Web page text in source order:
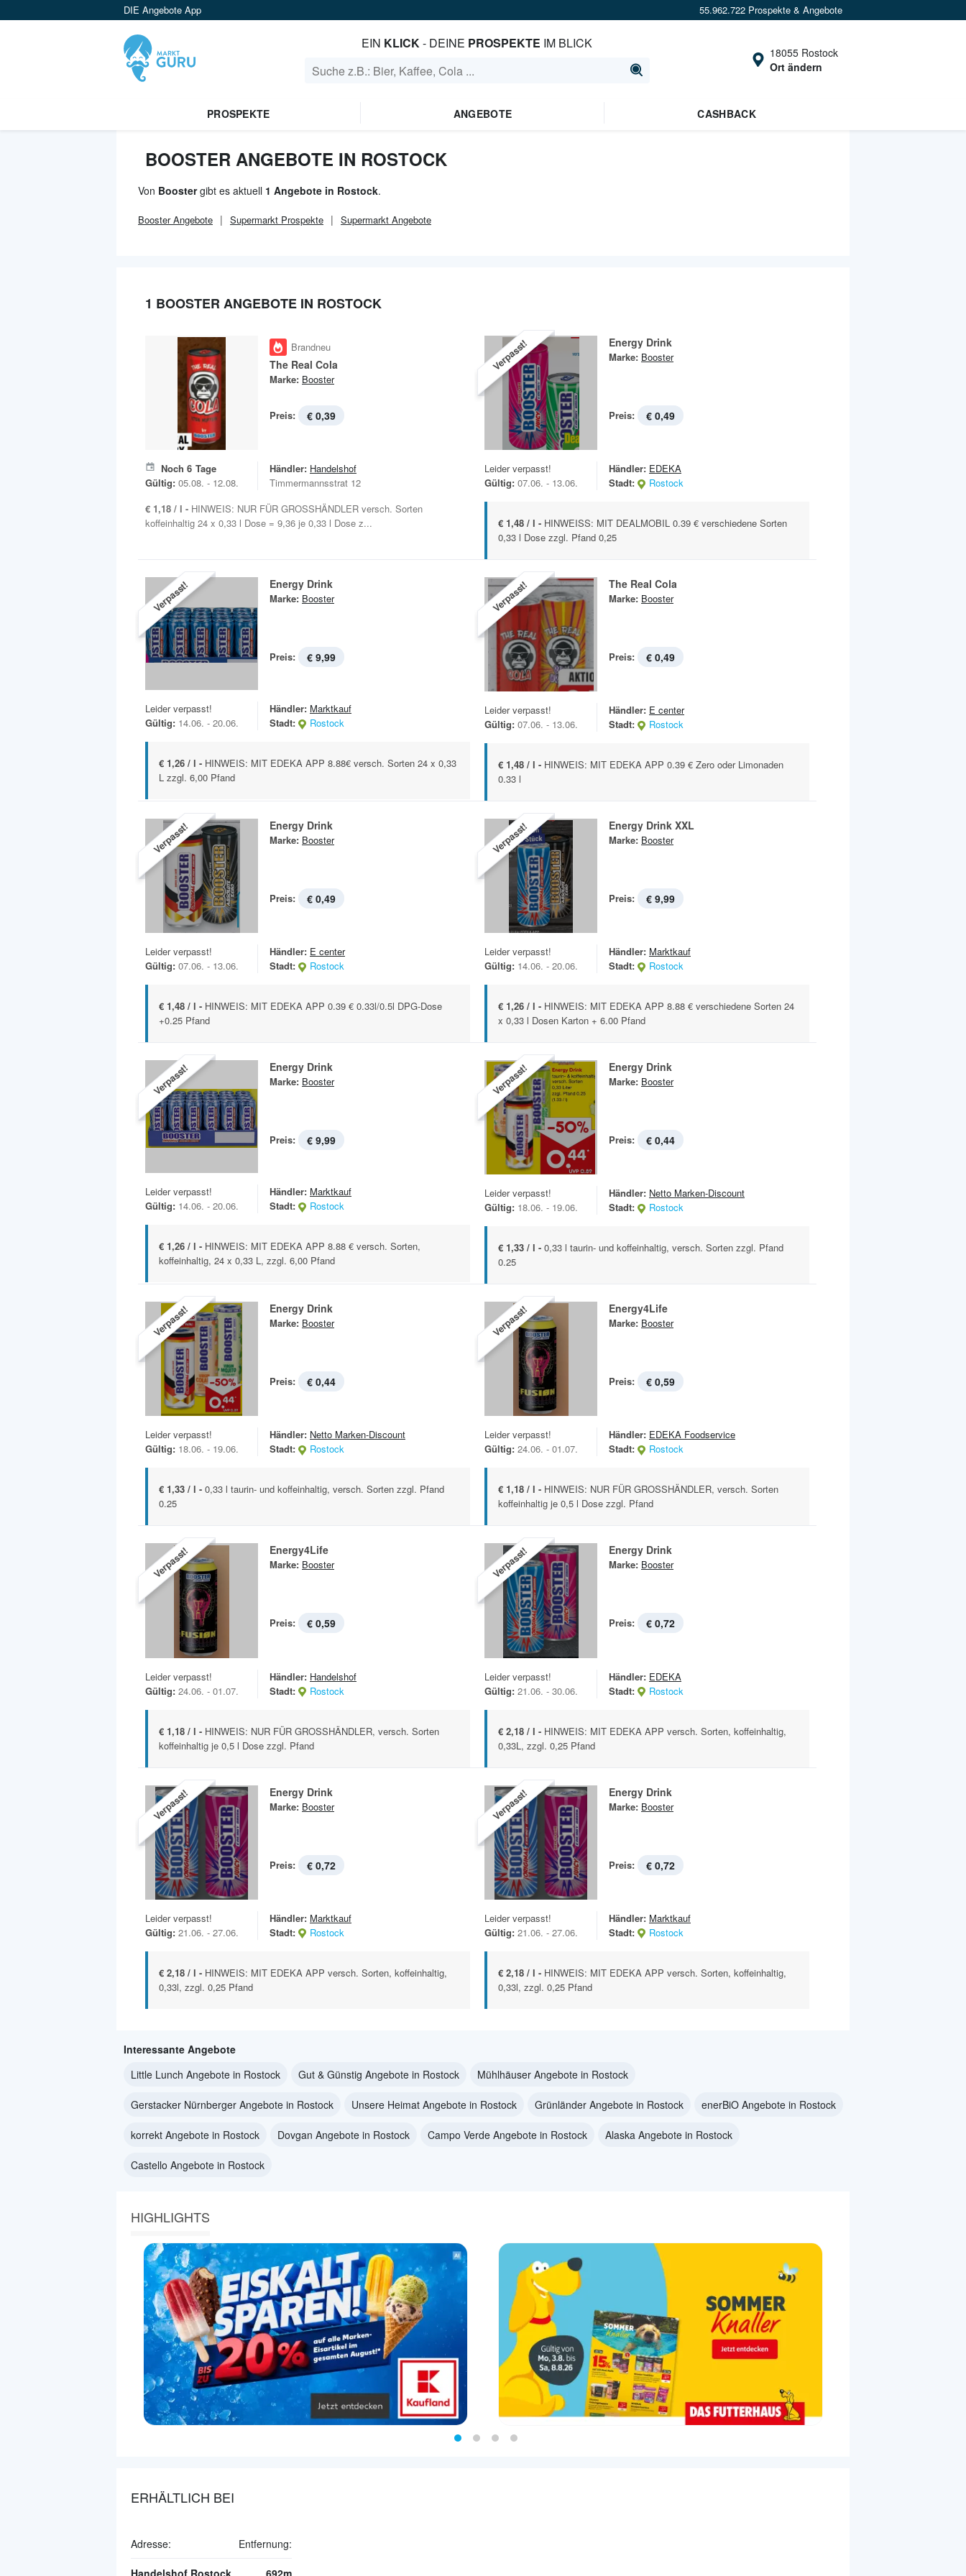
DIE Angebote App 55.962.722 Prospekte & Angebote
EIN KLICK- DEINE PROSPEKTE IM BLICK
18055 Rostock
Ort ändern
PROSPEKTE ANGEBOTE CASHBACK
BOOSTER ANGEBOTE IN ROSTOCK
Von Boostergibt es aktuell 1 Angebote in Rostock.
BoosterAngebote Supermarkt Prospekte Supermarkt Angebote
1 BOOSTER ANGEBOTE IN ROSTOCK
Brandneu
The Real Cola
Marke: Booster
Preis: € 0,39
Noch 6 Tage
Gültig: 05.08. - 12.08.
Händler: Handelshof
Timmermannsstrat 12
€ 1,18 / l - HINWEIS: NUR FÜR GROSSHÄNDLER versch. Sorten
koffeinhaltig 24 x 0,33 l Dose = 9,36 je 0,33 l Dose z...
Verpasst! Energy Drink
Marke: Booster
Preis: € 0,49
Leider verpasst!
Gültig: 07.06. - 13.06.
Händler: EDEKA
Stadt:
Rostock
€ 1,48 / l - HINWEISS: MIT DEALMOBIL 0.39 € verschiedene Sorten
0,33 l Dose zzgl. Pfand 0,25
Verpasst! Energy Drink
Marke: Booster
Preis: € 9,99
Leider verpasst!
Gültig: 14.06. - 20.06.
Händler: Marktkauf
Stadt:
Rostock
€ 1,26 / l - HINWEIS: MIT EDEKA APP 8.88€ versch. Sorten 24 x 0,33
L zzgl. 6,00 Pfand
Verpasst! The Real Cola
Marke: Booster
Preis: € 0,49
Leider verpasst!
Gültig: 07.06. - 13.06.
Händler: E center
Stadt:
Rostock
€ 1,48 / l - HINWEIS: MIT EDEKA APP 0.39 € Zero oder Limonaden
0.33 l
Verpasst! Energy Drink
Marke: Booster
Preis: € 0,49
Leider verpasst!
Gültig: 07.06. - 13.06.
Händler: E center
Stadt:
Rostock
€ 1,48 / l - HINWEIS: MIT EDEKA APP 0.39 € 0.33l/0.5l DPG-Dose
+0.25 Pfand
Verpasst! Energy Drink XXL
Marke: Booster
Preis: € 9,99
Leider verpasst!
Gültig: 14.06. - 20.06.
Händler: Marktkauf
Stadt:
Rostock
€ 1,26 / l - HINWEIS: MIT EDEKA APP 8.88 € verschiedene Sorten 24
x 0,33 l Dosen Karton + 6.00 Pfand
Verpasst! Energy Drink
Marke: Booster
Preis: € 9,99
Leider verpasst!
Gültig: 14.06. - 20.06.
Händler: Marktkauf
Stadt:
Rostock
€ 1,26 / l - HINWEIS: MIT EDEKA APP 8.88 € versch. Sorten,
koffeinhaltig, 24 x 0,33 L, zzgl. 6,00 Pfand
Verpasst! Energy Drink
Marke: Booster
Preis: € 0,44
Leider verpasst!
Gültig: 18.06. - 19.06.
Händler: Netto Marken-Discount
Stadt:
Rostock
€ 1,33 / l - 0,33 l taurin- und koffeinhaltig, versch. Sorten zzgl. Pfand
0.25
Verpasst! Energy Drink
Marke: Booster
Preis: € 0,44
Leider verpasst!
Gültig: 18.06. - 19.06.
Händler: Netto Marken-Discount
Stadt:
Rostock
€ 1,33 / l - 0,33 l taurin- und koffeinhaltig, versch. Sorten zzgl. Pfand
0.25
Verpasst! Energy4Life
Marke: Booster
Preis: € 0,59
Leider verpasst!
Gültig: 24.06. - 01.07.
Händler: EDEKA Foodservice
Stadt:
Rostock
€ 1,18 / l - HINWEIS: NUR FÜR GROSSHÄNDLER, versch. Sorten
koffeinhaltig je 0,5 l Dose zzgl. Pfand
Verpasst! Energy4Life
Marke: Booster
Preis: € 0,59
Leider verpasst!
Gültig: 24.06. - 01.07.
Händler: Handelshof
Stadt:
Rostock
€ 1,18 / l - HINWEIS: NUR FÜR GROSSHÄNDLER, versch. Sorten
koffeinhaltig je 0,5 l Dose zzgl. Pfand
Verpasst! Energy Drink
Marke: Booster
Preis: € 0,72
Leider verpasst!
Gültig: 21.06. - 30.06.
Händler: EDEKA
Stadt:
Rostock
€ 2,18 / l - HINWEIS: MIT EDEKA APP versch. Sorten, koffeinhaltig,
0,33L, zzgl. 0,25 Pfand
Verpasst! Energy Drink
Marke: Booster
Preis: € 0,72
Leider verpasst!
Gültig: 21.06. - 27.06.
Händler: Marktkauf
Stadt:
Rostock
€ 2,18 / l - HINWEIS: MIT EDEKA APP versch. Sorten, koffeinhaltig,
0,33l, zzgl. 0,25 Pfand
Verpasst! Energy Drink
Marke: Booster
Preis: € 0,72
Leider verpasst!
Gültig: 21.06. - 27.06.
Händler: Marktkauf
Stadt:
Rostock
€ 2,18 / l - HINWEIS: MIT EDEKA APP versch. Sorten, koffeinhaltig,
0,33l, zzgl. 0,25 Pfand
Interessante Angebote
Little Lunch Angebote in Rostock
Gut & Günstig Angebote in Rostock Mühlhäuser Angebote in Rostock
Gerstacker Nürnberger Angebote in Rostock Unsere Heimat Angebote in Rostock Grünländer Angebote in Rostock enerBiO Angebote in Rostock
korrekt Angebote in Rostock Dovgan Angebote in Rostock Campo Verde Angebote in Rostock Alaska Angebote in Rostock
Castello Angebote in Rostock
HIGHLIGHTS
ERHÄLTLICH BEI
Adresse: Entfernung:
Handelshof Rostock 692m